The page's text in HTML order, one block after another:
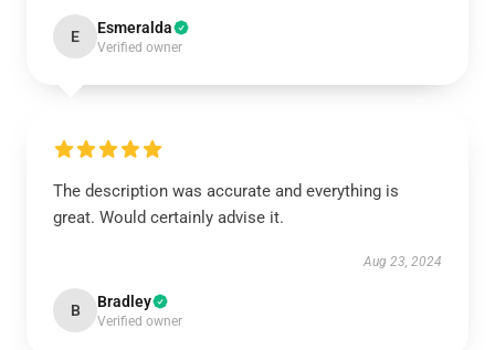
E Esmeralda
Verified owner
The description was accurate and everything is
great. Would certainly advise it.
Aug 23, 2024
B Bradley
Verified owner